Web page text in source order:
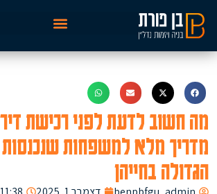
מה חשוב לדעת לפני רכישת
מדריך מלא למשפחות
הגדולה בחייהן